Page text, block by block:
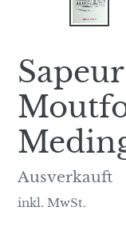
Normaler
Preis
Ausverkauft
inkl. MwSt.